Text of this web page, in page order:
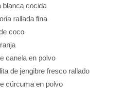
blanca cocida
rallada fina
coco
canela en polvo
de jengibre fresco rallado
cúrcuma en polvo